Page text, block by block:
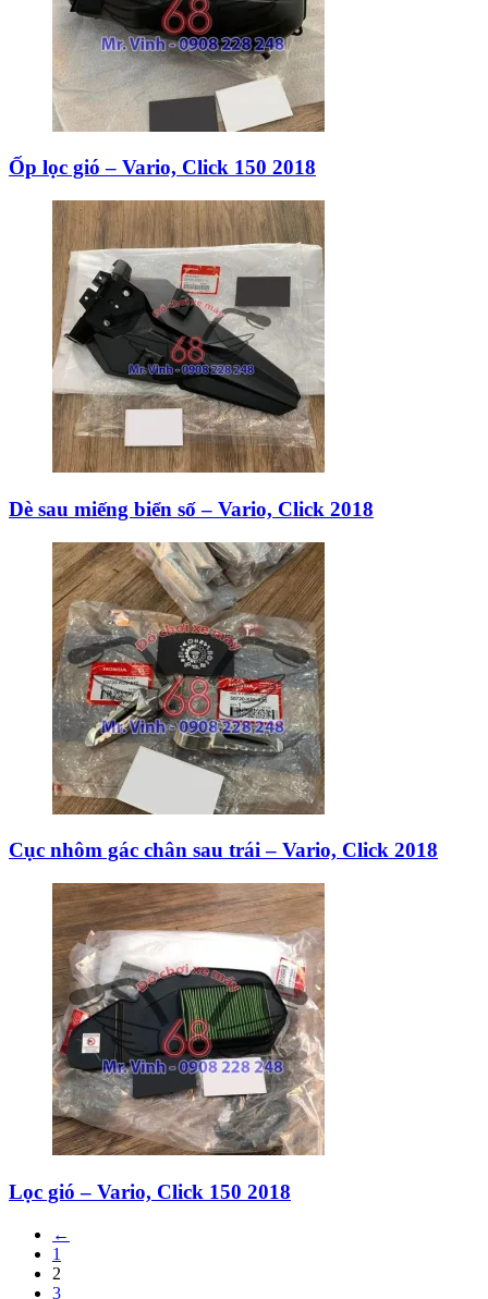
Ốp lọc gió – Vario, Click 150 2018
Dè sau miếng biển số – Vario, Click 2018
Cục nhôm gác chân sau trái – Vario, Click 2018
Lọc gió – Vario, Click 150 2018
←
1
2
3